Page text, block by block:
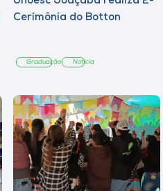
Cerimônia do Botton
Graduação Notícia